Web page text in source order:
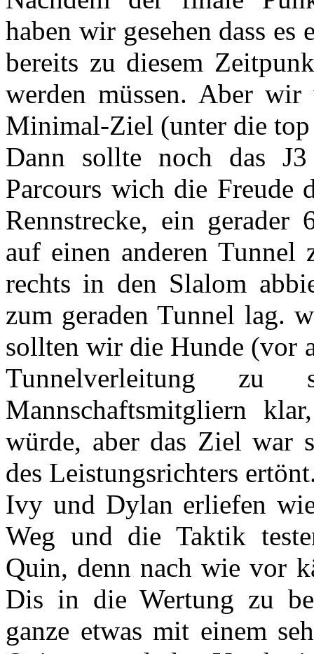
haben wir gesehen dass es
bereits zu diesem
werden müssen. Aber
Minimal-Ziel (unter die top
Dann sollte noch das
Parcours wich die
Rennstrecke, ein gerader
auf einen anderen Tunnel
rechts in den Slalom
zum geraden Tunnel
sollten wir die Hunde (vor
Tunnelverleitung
Mannschaftsmitgliern
würde, aber das Ziel war
des Leistungsrichters
Ivy und Dylan erliefen
Weg und die Taktik
Quin, denn nach wie vor
Dis in die Wertung zu
ganze etwas mit einem